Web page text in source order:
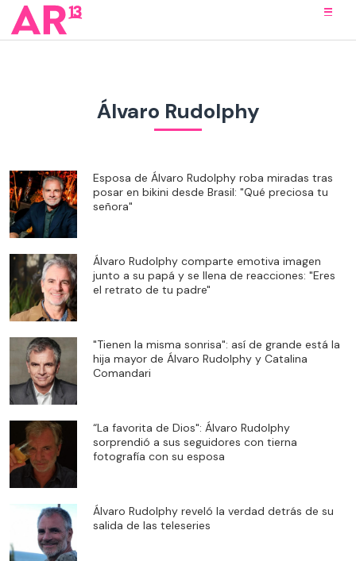
Álvaro Rudolphy
Esposa de Álvaro Rudolphy roba miradas tras
posar en bikini desde Brasil: "Qué preciosa tu
señora"
Álvaro Rudolphy comparte emotiva imagen
junto a su papá y se llena de reacciones: "Eres
el retrato de tu padre"
"Tienen la misma sonrisa": así de grande está la
hija mayor de Álvaro Rudolphy y Catalina
Comandari
“La favorita de Dios": Álvaro Rudolphy
sorprendió a sus seguidores con tierna
fotografía con su esposa
Álvaro Rudolphy reveló la verdad detrás de su
salida de las teleseries